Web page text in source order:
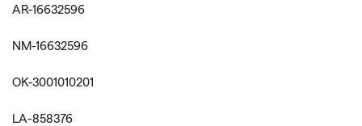
AR-16632596
NM-16632596
OK-3001010201
LA-858376